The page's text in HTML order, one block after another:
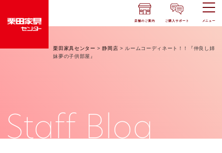
店舗のご案内 ご購入サポート メニュー
栗田家具センター >静岡店 > ルームコーディネート！！『仲良し姉
妹夢の子供部屋』
Staff Blog